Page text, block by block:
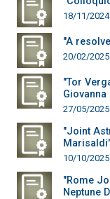
18/11/2024
"A
20/02/2025
"Tor
Giovanna
27/05/2025
"Joint
10/10/2025
"Rome
Neptune